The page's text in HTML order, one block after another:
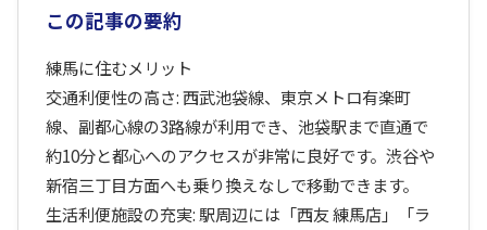
この記事の要約
練馬に住むメリット
交通利便性の高さ: 西武池袋線、東京メトロ有楽町
線、副都心線の3路線が利用でき、池袋駅まで直通で
約10分と都心へのアクセスが非常に良好です。渋谷や
新宿三丁目方面へも乗り換えなしで移動できます。
生活利便施設の充実: 駅周辺には「西友 練馬店」「ラ